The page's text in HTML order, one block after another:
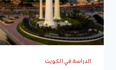
الدراسة في الكويت